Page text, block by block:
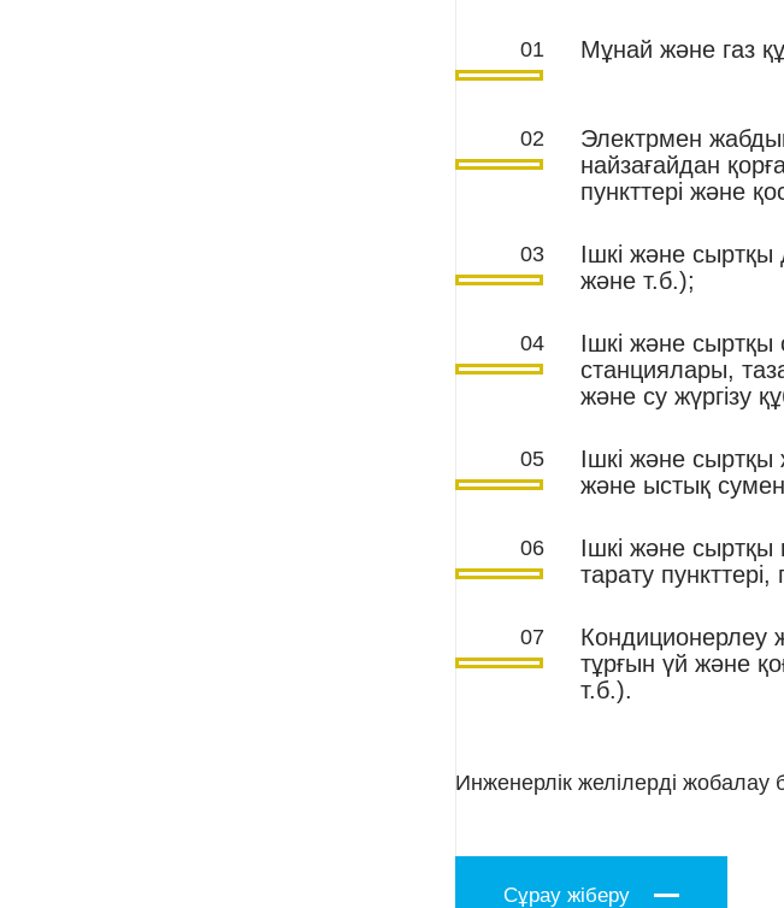
Мұнай және газ
Электрмен
найзағайдан
пункттері және
Ішкі және сыртқы
және т.б.);
Ішкі және сыртқы
станциялары,
және су жүргізу
Ішкі және
және ыстық
Ішкі және сыртқы
тарату
Кондиционерлеу
тұрғын үй және
т.б.).
Инженерлік желілерді жобалау
Сұрау жіберу